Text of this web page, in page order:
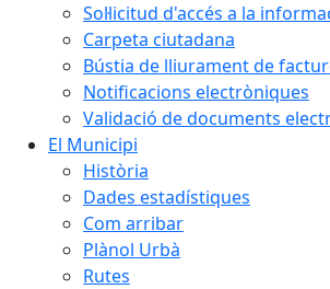
Sol·licitud d'accés a la
Carpeta ciutadana
Bústia de lliurament de
Notificacions electròniques
Validació de documents
El Municipi
Història
Dades estadístiques
Com arribar
Plànol Urbà
Rutes